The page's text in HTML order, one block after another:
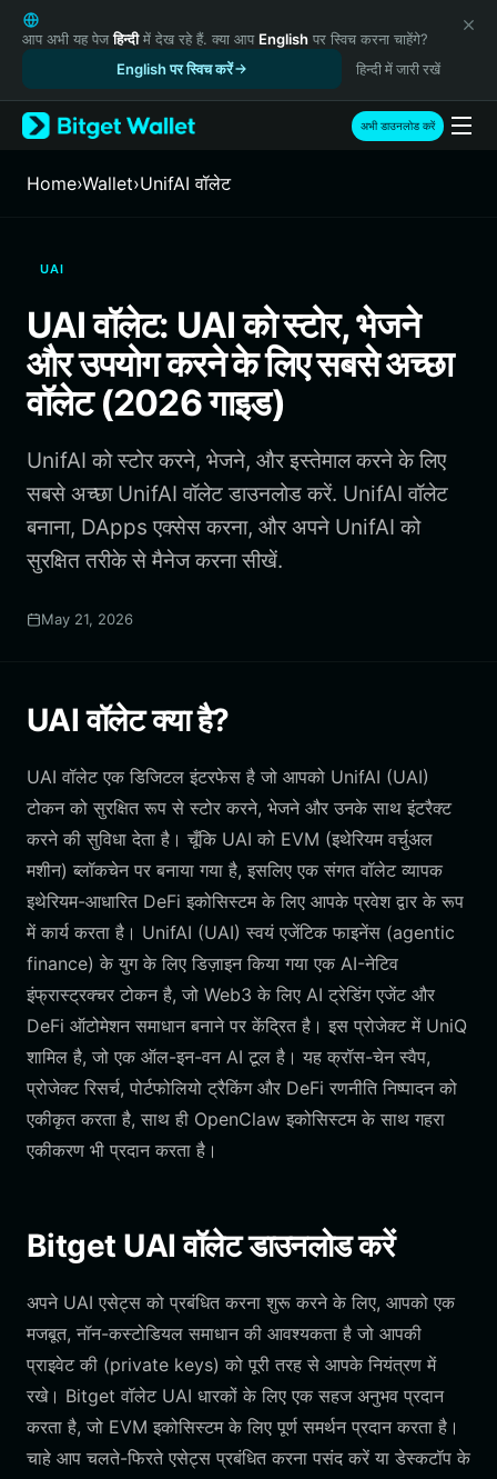
English
日本語
Русский
Español (Latinoamérica)
Türkçe
Italiano
繁體中文
Português (Portugal)
Bahasa Indonesia
ภาษาไทย
Português (Brasil)
Español (Argentina)
आप अभी यह पेजहिन्दीमें देख रहे हैं. क्या आप English पर स्विच करना चाहेंगे?
English पर स्विच करें
हिन्दी में जारी रखें
अभी डाउनलोड करें
Home›Wallet›UnifAI वॉलेट
UAI
UAI वॉलेट: UAI को स्टोर, भेजने
और उपयोग करने के लिए सबसे अच्छा
वॉलेट (2026 गाइड)
UnifAI को स्टोर करने, भेजने, और इस्तेमाल करने के लिए
सबसे अच्छा UnifAI वॉलेट डाउनलोड करें. UnifAI वॉलेट
बनाना, DApps एक्सेस करना, और अपने UnifAI को
सुरक्षित तरीके से मैनेज करना सीखें.
May 21, 2026
UAI वॉलेट क्या है?
UAI वॉलेट एक डिजिटल इंटरफेस है जो आपको UnifAI (UAI)
टोकन को सुरक्षित रूप से स्टोर करने, भेजने और उनके साथ इंटरैक्ट
करने की सुविधा देता है। चूँकि UAI को EVM (इथेरियम वर्चुअल
मशीन) ब्लॉकचेन पर बनाया गया है, इसलिए एक संगत वॉलेट व्यापक
इथेरियम-आधारित DeFi इकोसिस्टम के लिए आपके प्रवेश द्वार के रूप
में कार्य करता है। UnifAI (UAI) स्वयं एजेंटिक फाइनेंस (agentic
finance) के युग के लिए डिज़ाइन किया गया एक AI-नेटिव
इंफ्रास्ट्रक्चर टोकन है, जो Web3 के लिए AI ट्रेडिंग एजेंट और
DeFi ऑटोमेशन समाधान बनाने पर केंद्रित है। इस प्रोजेक्ट में UniQ
शामिल है, जो एक ऑल-इन-वन AI टूल है। यह क्रॉस-चेन स्वैप,
प्रोजेक्ट रिसर्च, पोर्टफोलियो ट्रैकिंग और DeFi रणनीति निष्पादन को
एकीकृत करता है, साथ ही OpenClaw इकोसिस्टम के साथ गहरा
एकीकरण भी प्रदान करता है।
Bitget UAI वॉलेट डाउनलोड करें
अपने UAI एसेट्स को प्रबंधित करना शुरू करने के लिए, आपको एक
मजबूत, नॉन-कस्टोडियल समाधान की आवश्यकता है जो आपकी
प्राइवेट की (private keys) को पूरी तरह से आपके नियंत्रण में
रखे। Bitget वॉलेट UAI धारकों के लिए एक सहज अनुभव प्रदान
करता है, जो EVM इकोसिस्टम के लिए पूर्ण समर्थन प्रदान करता है।
चाहे आप चलते-फिरते एसेट्स प्रबंधित करना पसंद करें या डेस्कटॉप के